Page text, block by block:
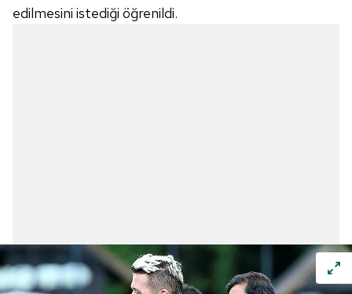
edilmesini istediği öğrenildi.